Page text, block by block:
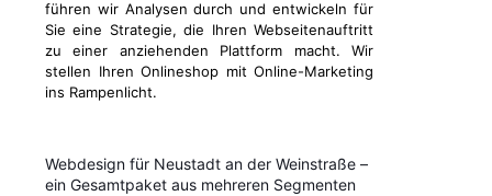
führen wir Analysen durch und entwickeln für
Sie eine Strategie, die Ihren Webseitenauftritt
zu einer anziehenden Plattform macht. Wir
stellen Ihren Onlineshop mit Online-Marketing
ins Rampenlicht.
Webdesign für Neustadt an der Weinstraße –
ein Gesamtpaket aus mehreren Segmenten